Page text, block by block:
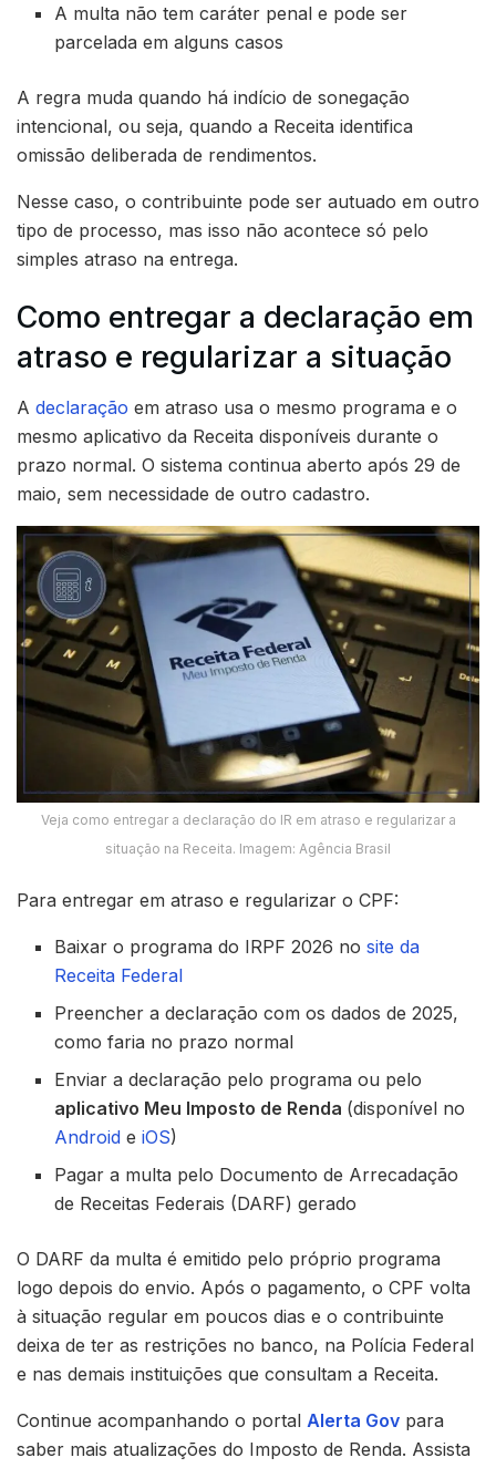
A multa não tem caráter penal e pode ser
parcelada em alguns casos
A regra muda quando há indício de sonegação
intencional, ou seja, quando a Receita identifica
omissão deliberada de rendimentos.
Nesse caso, o contribuinte pode ser autuado em outro
tipo de processo, mas isso não acontece só pelo
simples atraso na entrega.
Como entregar a declaração em
atraso e regularizar a situação
A declaração em atraso usa o mesmo programa e o
mesmo aplicativo da Receita disponíveis durante o
prazo normal. O sistema continua aberto após 29 de
maio, sem necessidade de outro cadastro.
Veja como entregar a declaração do IR em atraso e regularizar a
situação na Receita. Imagem: Agência Brasil
Para entregar em atraso e regularizar o CPF:
Baixar o programa do IRPF 2026 nosite da
Receita Federal
Preencher a declaração com os dados de 2025,
como faria no prazo normal
Enviar a declaração pelo programa ou pelo
aplicativo Meu Imposto de Renda (disponível no
Android eiOS)
Pagar a multa pelo Documento de Arrecadação
de Receitas Federais (DARF) gerado
O DARF da multa é emitido pelo próprio programa
logo depois do envio. Após o pagamento, o CPF volta
à situação regular em poucos dias e o contribuinte
deixa de ter as restrições no banco, na Polícia Federal
e nas demais instituições que consultam a Receita.
Continue acompanhando o portal Alerta Gov para
saber mais atualizações do Imposto de Renda. Assista